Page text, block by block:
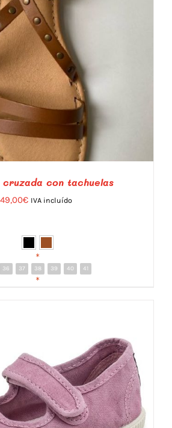
DETALLES
cruzada con tachuelas
49,00€ IVA incluído
*
36 37 38 39 40 41
*